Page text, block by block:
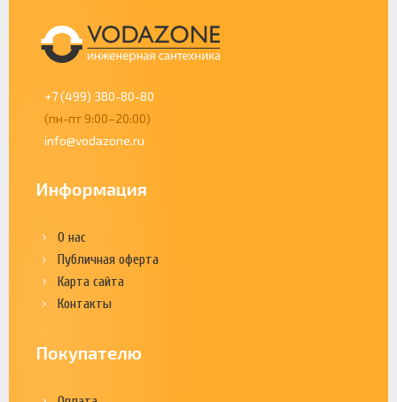
+7 (499) 380-80-80
(пн-пт 9:00–20:00)
info@vodazone.ru
Информация
О нас
Публичная оферта
Карта сайта
Контакты
Покупателю